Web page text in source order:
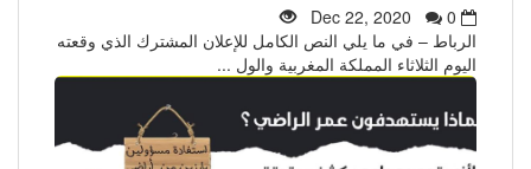
Dec 22, 2020
0
الرباط – في ما يلي النص الكامل للإعلان المشترك الذي وقعته
اليوم الثلاثاء المملكة المغربية والول ...